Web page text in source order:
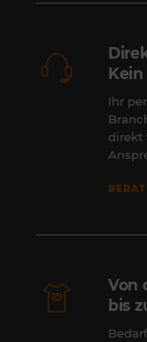
Ihr
direkt
Von
bis